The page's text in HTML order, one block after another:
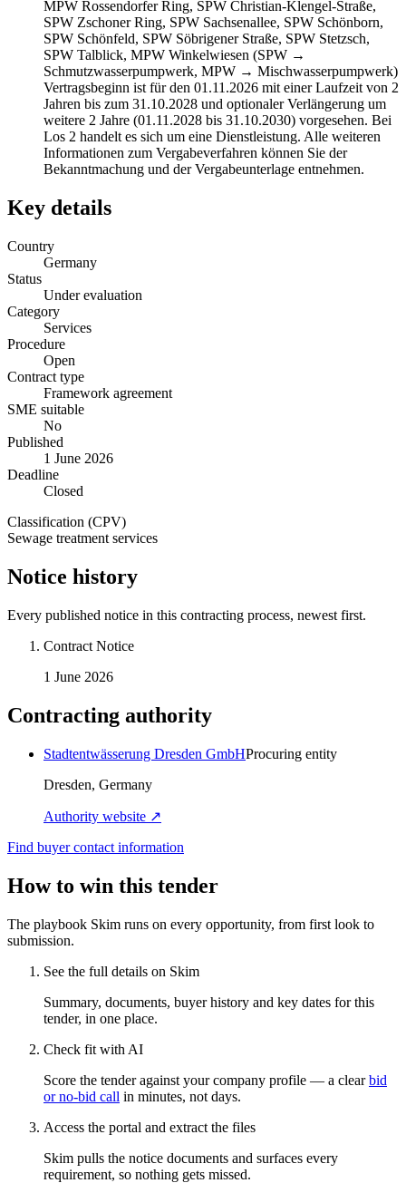
MPW Rossendorfer Ring, SPW Christian-Klengel-Straße,
SPW Zschoner Ring, SPW Sachsenallee, SPW Schönborn,
SPW Schönfeld, SPW Söbrigener Straße, SPW Stetzsch,
SPW Talblick, MPW Winkelwiesen (SPW →
Schmutzwasserpumpwerk, MPW → Mischwasserpumpwerk)
Vertragsbeginn ist für den 01.11.2026 mit einer Laufzeit von 2
Jahren bis zum 31.10.2028 und optionaler Verlängerung um
weitere 2 Jahre (01.11.2028 bis 31.10.2030) vorgesehen. Bei
Los 2 handelt es sich um eine Dienstleistung. Alle weiteren
Informationen zum Vergabeverfahren können Sie der
Bekanntmachung und der Vergabeunterlage entnehmen.
Key details
Country
Germany
Status
Under evaluation
Category
Services
Procedure
Open
Contract type
Framework agreement
SME suitable
No
Published
1 June 2026
Deadline
Closed
Classification (CPV)
Sewage treatment services
Notice history
Every published notice in this contracting process, newest first.
Contract Notice
1 June 2026
Contracting authority
Stadtentwässerung Dresden GmbHProcuring entity
Dresden, Germany
Authority website ↗
Find buyer contact information
How to win this tender
The playbook Skim runs on every opportunity, from first look to
submission.
See the full details on Skim
Summary, documents, buyer history and key dates for this
tender, in one place.
Check fit with AI
Score the tender against your company profile — a clear bid
or no-bid call in minutes, not days.
Access the portal and extract the files
Skim pulls the notice documents and surfaces every
requirement, so nothing gets missed.